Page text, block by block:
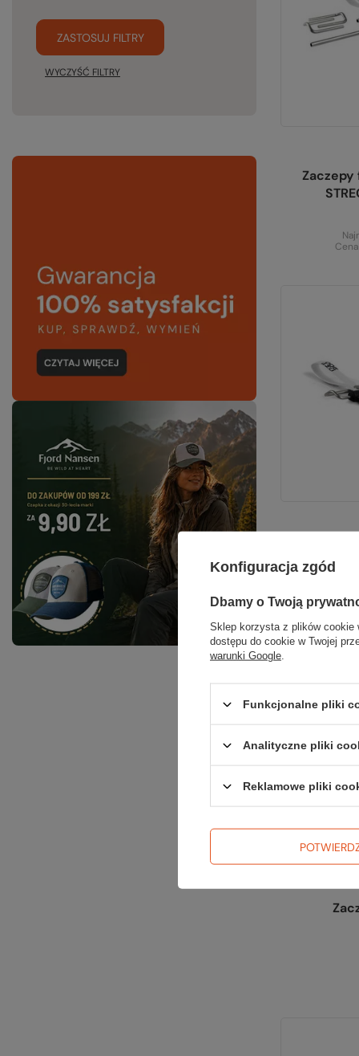
ZASTOSUJ FILTRY
WYCZYŚĆ FILTRY
Zaczepy
Konfiguracja zgód
Dbamy o Twoją
Sklep korzysta z plików cookie
dostępu do cookie w Twojej
warunki Google
Funkcjonalne pliki
Analityczne pliki
Reklamowe pliki